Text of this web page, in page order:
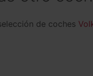
de coches